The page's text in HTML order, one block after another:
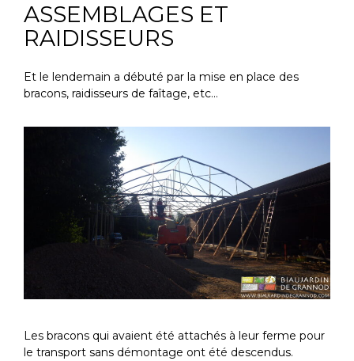
ASSEMBLAGES ET
RAIDISSEURS
Et le lendemain a débuté par la mise en place des
bracons, raidisseurs de faîtage, etc…
Les bracons qui avaient été attachés à leur ferme pour
le transport sans démontage ont été descendus.